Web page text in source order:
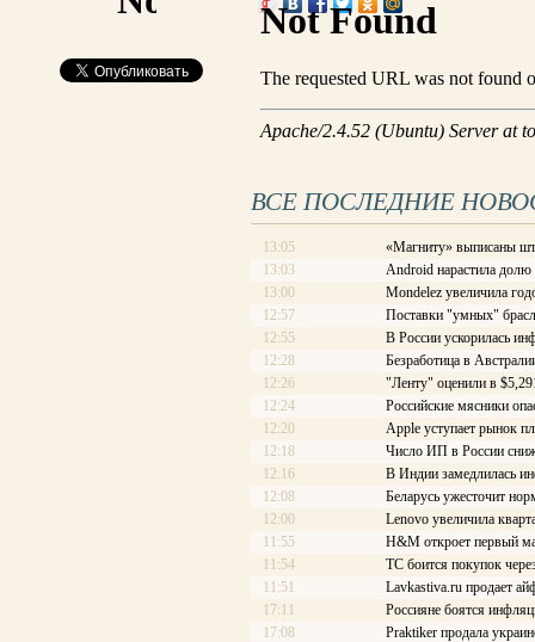
ВСЕ ПОСЛЕДНИЕ
13:05
«Магниту» выписаны
13:03
Android нарастила
13:00
Mondelez увеличила
12:57
Поставки "умных"
12:55
В России ускорилась
12:28
Безработица в
12:26
"Ленту" оценили в
12:24
Российские мясники
12:20
Apple уступает рынок
12:18
Число ИП в России
12:16
В Индии замедлилась
12:08
Беларусь ужесточит
12:00
Lenovo увеличила
11:55
H&M откроет первый
11:54
ТС боится покупок
11:51
Lavkastiva.ru продает
17:11
Россияне боятся
17:08
Praktiker продала